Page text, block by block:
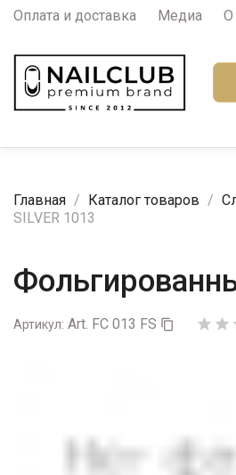
Оплата и доставка Медиа О
Главная Каталог товаров
SILVER 1013
Артикул: Art. FC 013 FS   